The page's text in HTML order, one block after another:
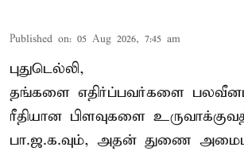
Published on: 05 Aug 2026, 7:45 am
புதுடெல்லி,
தங்களை எதிர்ப்பவர்களை
ரீதியான பிளவுகளை
பா.ஜ.க.வும், அதன் துணை